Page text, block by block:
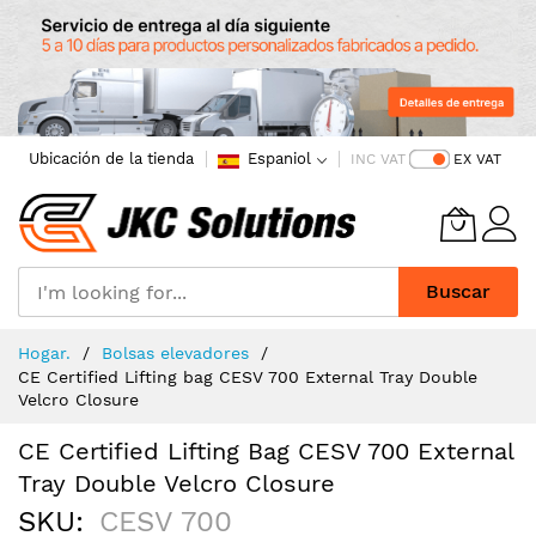
Ubicación de la tienda Espaniol INC VAT EX VAT
Buscar
Content
Hogar.
Bolsas elevadores
CE Certified Lifting bag CESV 700 External Tray Double
Velcro Closure
CE Certified Lifting Bag CESV 700 External
Tray Double Velcro Closure
SKU CESV 700